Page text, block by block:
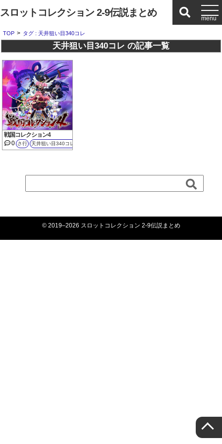
スロットコレクション 2-9伝説まとめ
TOP > タグ : 天井狙い目340コレ
天井狙い目340コレ の記事一覧
戦国コレクション4
0 さ行 天井狙い目340コレ
© 2019–2026 スロットコレクション 2-9伝説まとめ